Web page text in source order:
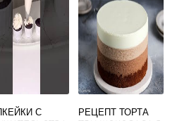
С
РЕЦЕПТ ТОРТА